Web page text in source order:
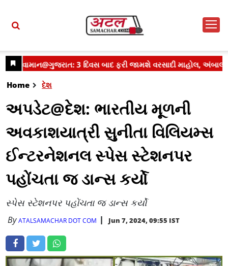
Home દેશ
અપડેટ@દેશ: ભારતીય મૂળની
અવકાશયાત્રી સુનીતા વિલિયમ્સ
ઈન્ટરનેશનલ સ્પેસ સ્ટેશનપર
પહોંચતા જ ડાન્સ કર્યો
સ્પેસ સ્ટેશનપર પહોંચતા જ ડાન્સ કર્યો
ByATALSAMACHAR DOT COM Jun 7, 2024, 09:55 IST